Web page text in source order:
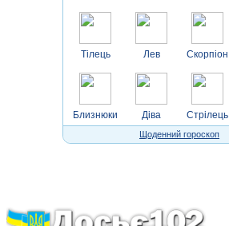
Тілець
Близнюки
Лев
Діва
Скорпіон
Стрілець
Щоденний гороскоп